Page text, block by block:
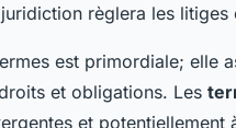
règlera les litiges
est primordiale; elle
et obligations. Les
et potentiellement